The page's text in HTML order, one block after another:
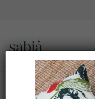
Les collections